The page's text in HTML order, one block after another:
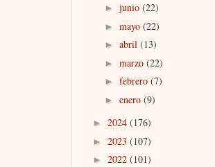
► junio (22)
► mayo (22)
► abril (13)
► marzo (22)
► febrero (7)
► enero (9)
► 2024 (176)
► 2023 (107)
► 2022 (101)